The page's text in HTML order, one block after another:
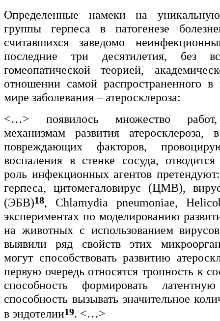
Определенные намеки на
группы герпеса в патогенезе
считавшихся заведомо
последние три десятилетия, без
гомеопатической теорией,
отношении самой распространенного в
мире заболевания – атеросклероза:
<…> появилось множество
механизмам развития атеросклероза,
повреждающих факторов,
воспаления в стенке сосуда,
роль инфекционных агентов
герпеса, цитомегаловирус (ЦМВ),
(ЭБВ)18, Chlamydia pneumoniae,
экспериментах по моделированию
на животных с использованием
выявили ряд свойств этих
могут способствовать развитию
первую очередь относятся тропность к
способность формировать
способность вызывать значительное
в эндотелии19. <…>